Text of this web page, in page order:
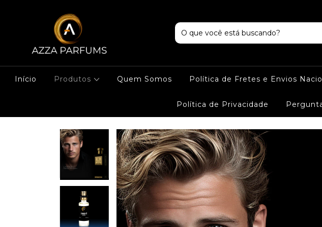
Início Produtos Quem Somos Política de Fretes e Envios
Política de Privacidade